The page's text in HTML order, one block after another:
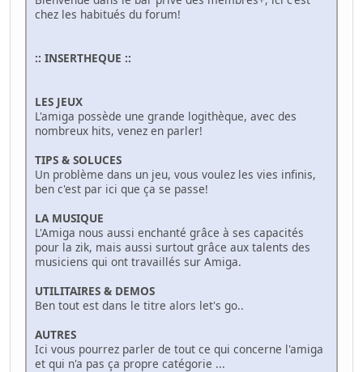
chez les habitués du forum!
:: INSERTHEQUE ::
LES JEUX
L'amiga possède une grande logithèque, avec des
nombreux hits, venez en parler!
TIPS & SOLUCES
Un problème dans un jeu, vous voulez les vies infinis,
ben c'est par ici que ça se passe!
LA MUSIQUE
L'Amiga nous aussi enchanté grâce à ses capacités
pour la zik, mais aussi surtout grâce aux talents des
musiciens qui ont travaillés sur Amiga.
UTILITAIRES & DEMOS
Ben tout est dans le titre alors let's go..
AUTRES
Ici vous pourrez parler de tout ce qui concerne l'amiga
et qui n'a pas ça propre catégorie ...